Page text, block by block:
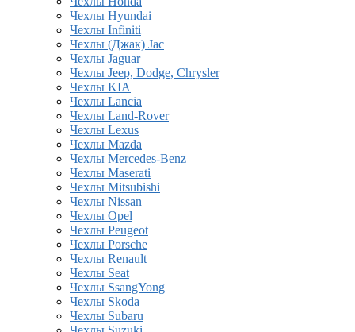
Чехлы Hyundai
Чехлы Infiniti
Чехлы (Джак) Jac
Чехлы Jaguar
Чехлы Jeep, Dodge, Chrysler
Чехлы KIA
Чехлы Lancia
Чехлы Land-Rover
Чехлы Lexus
Чехлы Mazda
Чехлы Mercedes-Benz
Чехлы Maserati
Чехлы Mitsubishi
Чехлы Nissan
Чехлы Opel
Чехлы Peugeot
Чехлы Porsche
Чехлы Renault
Чехлы Seat
Чехлы SsangYong
Чехлы Skoda
Чехлы Subaru